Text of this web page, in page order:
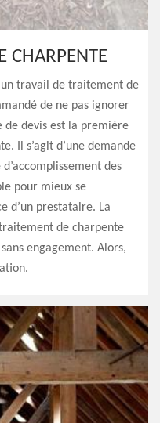
CHARPENTE
travail de traitement de
de ne pas ignorer
de devis est la première
Il s’agit d’une demande
des
pour mieux se
d’un prestataire. La
de charpente
engagement. Alors,